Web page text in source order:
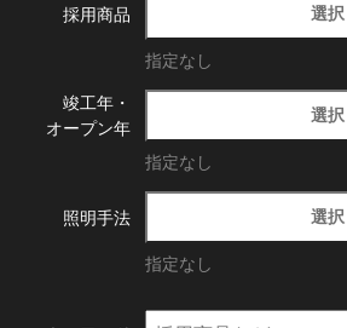
採用商品 選択
指定なし
竣工年・
オープン年
選択
指定なし
照明手法 選択
指定なし